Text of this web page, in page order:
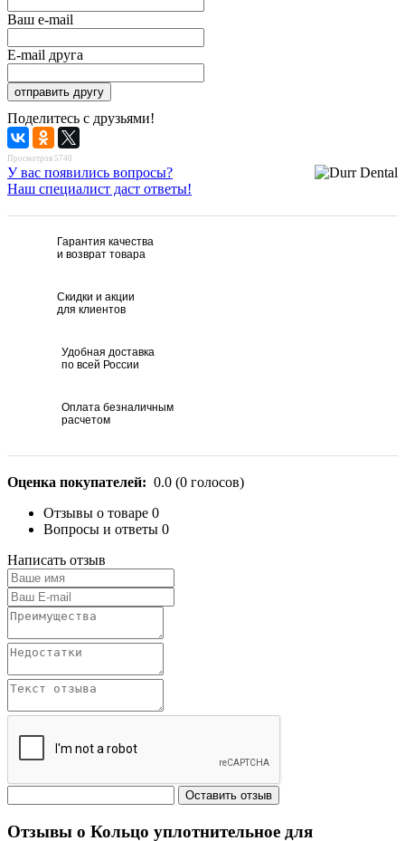
Ваш e-mail
E-mail друга
Поделитесь с друзьями!
Просмотров 5740
У вас появились вопросы?
Наш специалист даст ответы!
Гарантия качества
и возврат товара
Скидки и акции
для клиентов
Удобная доставка
по всей России
Оплата безналичным
расчетом
Оценка покупателей: 0.0 (0 голосов)
Отзывы о товаре 0
Вопросы и ответы 0
Написать отзыв
Отзывы о Кольцо уплотнительное для